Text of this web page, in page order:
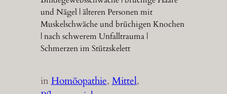
und Nägel | älteren Personen mit
Muskelschwäche und brüchigen Knochen
| nach schwerem Unfalltrauma |
Schmerzen im Stützskelett
inHomöopathie, Mittel